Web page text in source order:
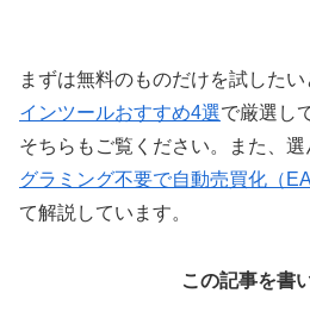
まずは無料のものだけを試したい
インツールおすすめ4選で厳選し
そちらもご覧ください。また、
グラミング不要で自動売買化（
て解説しています。
この記事を書